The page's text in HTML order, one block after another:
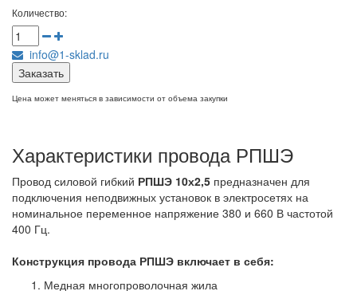
Количество:
info@1-sklad.ru
Заказать
Цена может меняться в зависимости от объема закупки
Характеристики провода РПШЭ
Провод силовой гибкий РПШЭ 10х2,5 предназначен для
подключения неподвижных установок в электросетях на
номинальное переменное напряжение 380 и 660 В частотой
400 Гц.
Конструкция провода РПШЭ включает в себя:
Медная многопроволочная жила